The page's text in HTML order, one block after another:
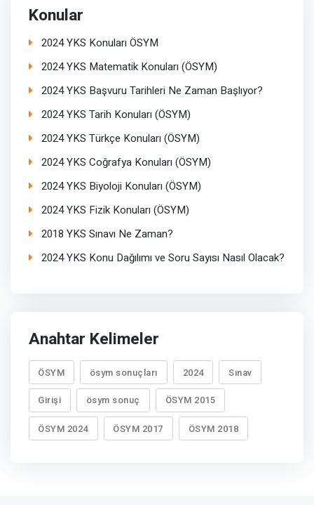
Konular
2024 YKS Konuları ÖSYM
2024 YKS Matematik Konuları (ÖSYM)
2024 YKS Başvuru Tarihleri Ne Zaman Başlıyor?
2024 YKS Tarih Konuları (ÖSYM)
2024 YKS Türkçe Konuları (ÖSYM)
2024 YKS Coğrafya Konuları (ÖSYM)
2024 YKS Biyoloji Konuları (ÖSYM)
2024 YKS Fizik Konuları (ÖSYM)
2018 YKS Sınavı Ne Zaman?
2024 YKS Konu Dağılımı ve Soru Sayısı Nasıl Olacak?
Anahtar Kelimeler
ÖSYM ösym sonuçları 2024 Sınav
Girişi ösym sonuç ÖSYM 2015
ÖSYM 2024 ÖSYM 2017 ÖSYM 2018